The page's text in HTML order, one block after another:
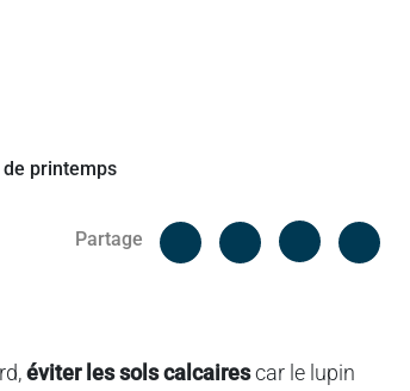
Partage
Facebook
éviter les sols calcairescar le lupin